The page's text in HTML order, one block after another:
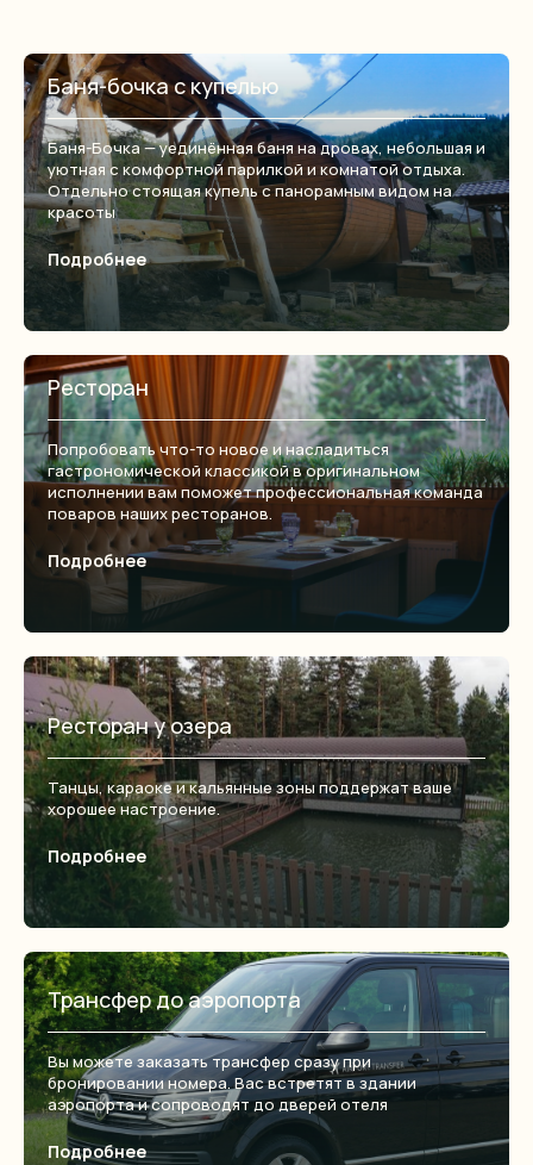
Баня-бочка с купелью
Баня-Бочка — уединённая баня на дровах, небольшая и
уютная с комфортной парилкой и комнатой отдыха.
Отдельно стоящая купель с панорамным видом на
красоты
Подробнее
Ресторан
Попробовать что-то новое и насладиться
гастрономической классикой в оригинальном
исполнении вам поможет профессиональная команда
поваров наших ресторанов.
Подробнее
Ресторан у озера
Танцы, караоке и кальянные зоны поддержат ваше
хорошее настроение.
Подробнее
Трансфер до аэропорта
Вы можете заказать трансфер сразу при
бронировании номера. Вас встретят в здании
аэропорта и сопроводят до дверей отеля
Подробнее